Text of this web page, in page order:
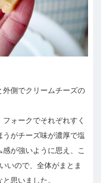
側でクリームチーズの
ォークでそれぞれすく
がチーズ味が濃厚で塩
が強いように思え、こ
いので、全体がまとま
思いました。